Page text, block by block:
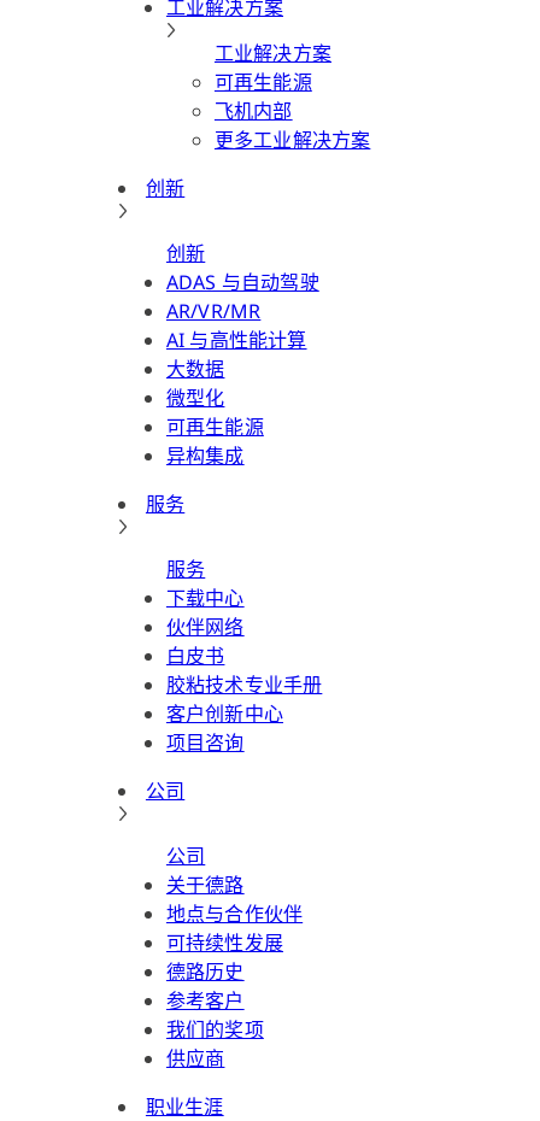
工业解决方案
工业解决方案
可再生能源
飞机内部
更多工业解决方案
创新
创新
ADAS 与自动驾驶
AR/VR/MR
AI 与高性能计算
大数据
微型化
可再生能源
异构集成
服务
服务
下载中心
伙伴网络
白皮书
胶粘技术专业手册
客户创新中心
项目咨询
公司
公司
关于德路
地点与合作伙伴
可持续性发展
德路历史
参考客户
我们的奖项
供应商
职业生涯